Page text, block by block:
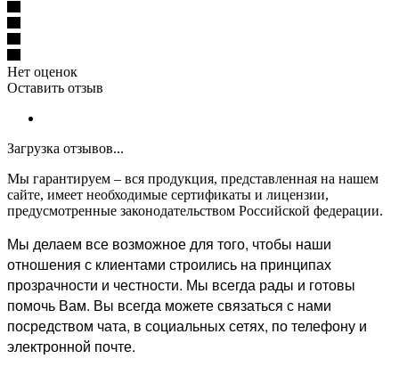
Нет оценок
Оставить отзыв
Загрузка отзывов...
Мы гарантируем – вся продукция, представленная на нашем
сайте, имеет необходимые сертификаты и лицензии,
предусмотренные законодательством Российской федерации.
Мы делаем все возможное для того, чтобы наши
отношения с клиентами строились на принципах
прозрачности и честности. Мы всегда рады и готовы
помочь Вам. Вы всегда можете связаться с нами
посредством чата, в социальных сетях, по телефону и
электронной почте.